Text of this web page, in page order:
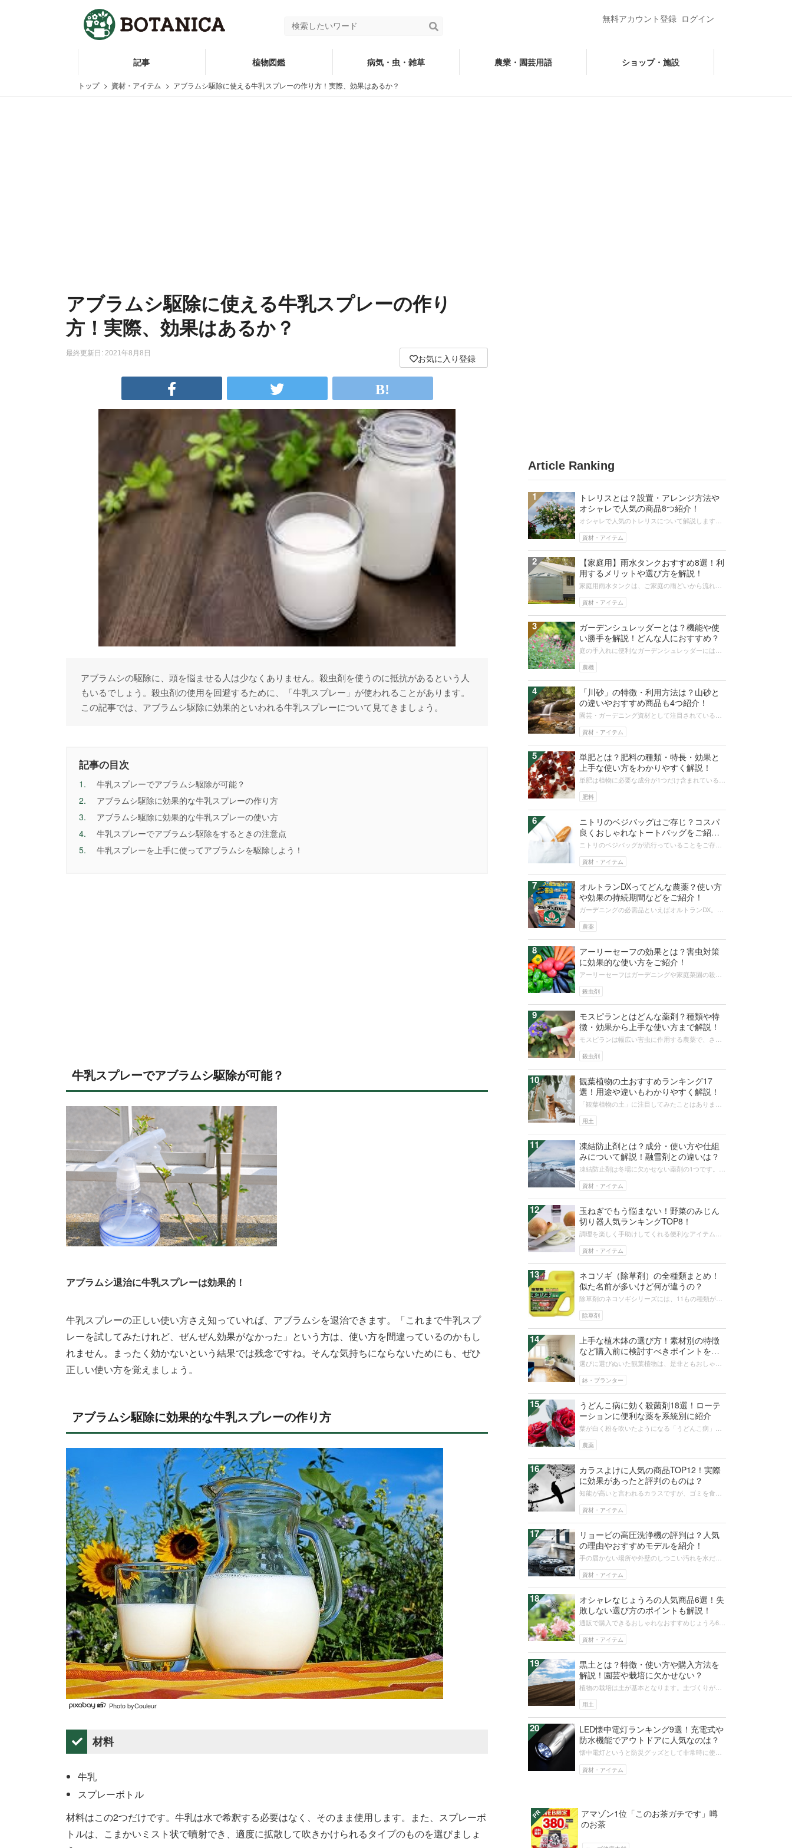
無料アカウント登録 ログイン
記事 植物図鑑 病気・虫・雑草 農業・園芸用語 ショップ・施設
トップ 資材・アイテム アブラムシ駆除に使える牛乳スプレーの作り方！実際、効果はあるか？
アブラムシ駆除に使える牛乳スプレーの作り
方！実際、効果はあるか？
最終更新日: 2021年8月8日
お気に入り登録
アブラムシの駆除に、頭を悩ませる人は少なくありません。殺虫剤を使うのに抵抗があるという人
もいるでしょう。殺虫剤の使用を回避するために、「牛乳スプレー」が使われることがあります。
この記事では、アブラムシ駆除に効果的といわれる牛乳スプレーについて見てきましょう。
記事の目次
1.
牛乳スプレーでアブラムシ駆除が可能？
2.
アブラムシ駆除に効果的な牛乳スプレーの作り方
3.
アブラムシ駆除に効果的な牛乳スプレーの使い方
4.
牛乳スプレーでアブラムシ駆除をするときの注意点
5.
牛乳スプレーを上手に使ってアブラムシを駆除しよう！
牛乳スプレーでアブラムシ駆除が可能？
アブラムシ退治に牛乳スプレーは効果的！
牛乳スプレーの正しい使い方さえ知っていれば、アブラムシを退治できます。「これまで牛乳スプ
レーを試してみたけれど、ぜんぜん効果がなかった」という方は、使い方を間違っているのかもし
れません。まったく効かないという結果では残念ですね。そんな気持ちにならないためにも、ぜひ
正しい使い方を覚えましょう。
アブラムシ駆除に効果的な牛乳スプレーの作り方
Photo byCouleur
材料
牛乳
スプレーボトル
材料はこの2つだけです。牛乳は水で希釈する必要はなく、そのまま使用します。また、スプレーボ
トルは、こまかいミスト状で噴射でき、適度に拡散して吹きかけられるタイプのものを選びましょ
Article Ranking
1
資材・アイテム
トレリスとは？設置・アレンジ方法や
オシャレで人気の商品8つ紹介！
オシャレで人気のトレリスについて解説します。
間を立体的に使えるため人気がありま...
2
資材・アイテム
【家庭用】雨水タンクおすすめ8選！利
用するメリットや選び方を解説！
家庭用雨水タンクは、ご家庭の雨どいから流れる
仕方や、おしゃれな雨水タンクの選び...
3
農機
ガーデンシュレッダーとは？機能や使
い勝手を解説！どんな人におすすめ？
庭の手入れに便利なガーデンシュレッダーには、
デンシュレッダーの機能や使い勝手、...
4
資材・アイテム
「川砂」の特徴・利用方法は？山砂と
の違いやおすすめ商品も4つ紹介！
園芸・ガーデニング資材として注目されている
用方法があります。そこで川砂が注目さ...
5
肥料
単肥とは？肥料の種類・特長・効果と
上手な使い方をわかりやすく解説！
単肥は植物に必要な成分が1つだけ含まれている肥
われているものから、カキ殻のよう...
6
資材・アイテム
ニトリのベジバッグはご存じ？コスパ
良くおしゃれなトートバッグをご紹
介！
ニトリのベジバッグが流行っていることをご存知
にもマザーズバッグにも、通勤通学に...
7
農薬
オルトランDXってどんな農薬？使い方
や効果の持続期間などをご紹介！
ガーデニングの必需品といえばオルトランDX。大
ら守ってくれるガーデニングの味方...
8
殺虫剤
アーリーセーフの効果とは？害虫対策
に効果的な使い方をご紹介！
アーリーセーフはガーデニングや家庭菜園の殺虫
勝手に優れたアーリーセーフは、使い...
9
殺虫剤
モスピランとはどんな薬剤？種類や特
徴・効果から上手な使い方まで解説！
モスピランは幅広い害虫に作用する農薬で、さま
溶剤の3種類があり、それぞれ特徴が...
10
用土
観葉植物の土おすすめランキング17
選！用途や違いもわかりやすく解説！
「観葉植物の土」に注目してみたことはあります
いたら大間違い！土は観葉植物にとっ...
11
資材・アイテム
凍結防止剤とは？成分・使い方や仕組
みについて解説！融雪剤との違いは？
凍結防止剤は冬場に欠かせない薬剤の1つです。凍
れ成分や使い道などが異なる別の薬...
12
資材・アイテム
玉ねぎでもう悩まない！野菜のみじん
切り器人気ランキングTOP8！
調理を楽しく手助けしてくれる便利なアイテム、
どれがよいのか迷ってしまう人も多い...
13
除草剤
ネコソギ（除草剤）の全種類まとめ！
似た名前が多いけど何が違うの？
除草剤のネコソギシリーズには、11もの種類があ
する場所やタイミング、効く雑草が...
14
鉢・プランター
上手な植木鉢の選び方！素材別の特徴
など購入前に検討すべきポイントをご
紹介！
選びに選びぬいた観葉植物は、是非ともおしゃれ
うと思っても、どう選んでいいか意外...
15
農薬
うどんこ病に効く殺菌剤18選！ローテ
ーションに便利な薬を系統別に紹介
葉が白く粉を吹いたようになる「うどんこ病」
返すしつこいうどんこ病には、どんな薬...
16
資材・アイテム
カラスよけに人気の商品TOP12！実際
に効果があったと評判のものは？
知能が高いと言われるカラスですが、ゴミを食い
題となっています。そんな嫌われ者の...
17
資材・アイテム
リョービの高圧洗浄機の評判は？人気
の理由やおすすめモデルを紹介！
手の届かない場所や外壁のしつこい汚れを水だけ
でもリョービの高圧洗浄機は種類が豊...
18
資材・アイテム
オシャレなじょうろの人気商品6選！失
敗しない選び方のポイントも解説！
通販で購入できるおしゃれなおすすめじょうろ6選
グでもっとも頻繁に使う道具です。...
19
用土
黒土とは？特徴・使い方や購入方法を
解説！園芸や栽培に欠かせない？
植物の栽培は土が基本となります。土づくりがし
ぼすので、これから植物の栽培を考え...
20
資材・アイテム
LED懐中電灯ランキング9選！充電式や
防水機能でアウトドアに人気なのは？
懐中電灯というと防災グッズとして非常時に使う
トドアにも活躍してくれます。明るさ...
アマゾン1位「このお茶ガチです」噂
のお茶